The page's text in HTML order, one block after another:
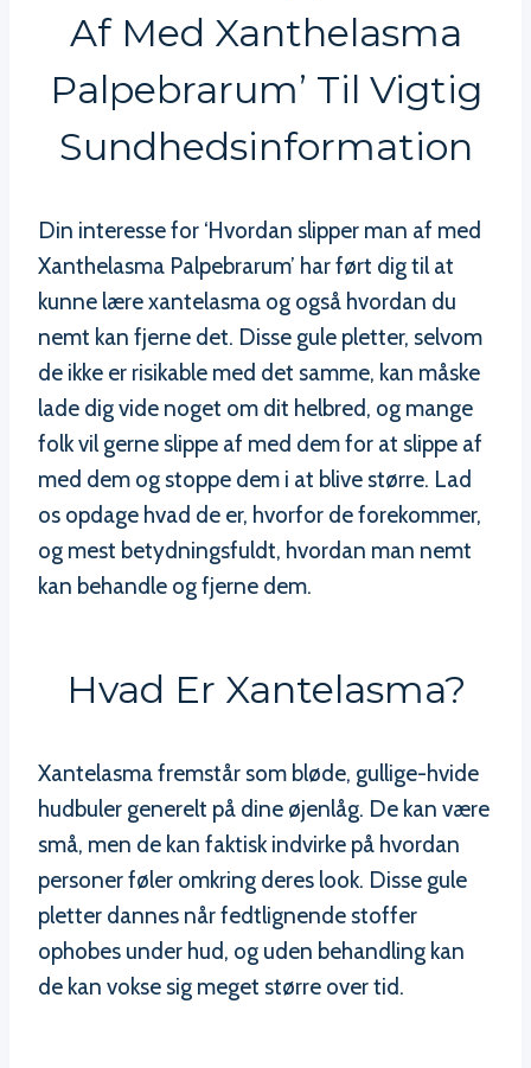
Af Med Xanthelasma
Palpebrarum’ Til Vigtig
Sundhedsinformation
Din interesse for ‘Hvordan slipper man af med
Xanthelasma Palpebrarum’ har ført dig til at
kunne lære xantelasma og også hvordan du
nemt kan fjerne det. Disse gule pletter, selvom
de ikke er risikable med det samme, kan måske
lade dig vide noget om dit helbred, og mange
folk vil gerne slippe af med dem for at slippe af
med dem og stoppe dem i at blive større. Lad
os opdage hvad de er, hvorfor de forekommer,
og mest betydningsfuldt, hvordan man nemt
kan behandle og fjerne dem.
Hvad Er Xantelasma?
Xantelasma fremstår som bløde, gullige-hvide
hudbuler generelt på dine øjenlåg. De kan være
små, men de kan faktisk indvirke på hvordan
personer føler omkring deres look. Disse gule
pletter dannes når fedtlignende stoffer
ophobes under hud, og uden behandling kan
de kan vokse sig meget større over tid.